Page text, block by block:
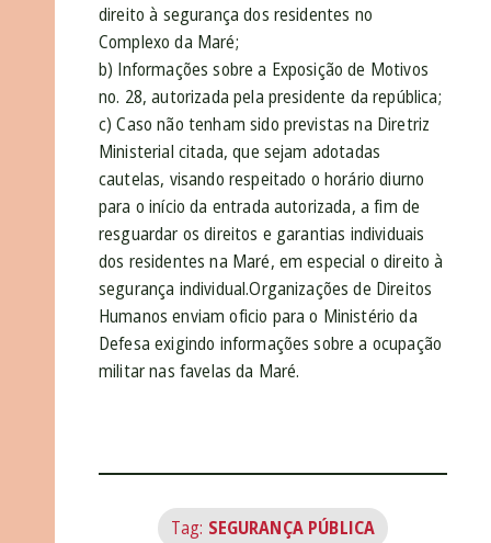
direito à segurança dos residentes no
Complexo da Maré;
b) Informações sobre a Exposição de Motivos
no. 28, autorizada pela presidente da república;
c) Caso não tenham sido previstas na Diretriz
Ministerial citada, que sejam adotadas
cautelas, visando respeitado o horário diurno
para o início da entrada autorizada, a fim de
resguardar os direitos e garantias individuais
dos residentes na Maré, em especial o direito à
segurança individual.Organizações de Direitos
Humanos enviam oficio para o Ministério da
Defesa exigindo informações sobre a ocupação
militar nas favelas da Maré.
Tag: SEGURANÇA PÚBLICA